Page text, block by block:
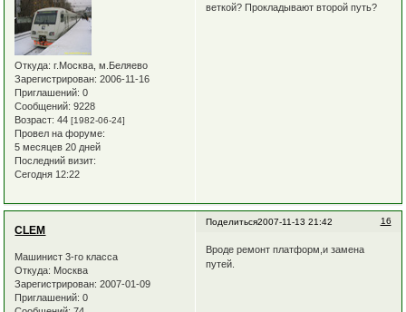
Откуда: г.Москва, м.Беляево
Зарегистрирован: 2006-11-16
Приглашений: 0
Сообщений: 9228
Возраст: 44[1982-06-24]
Провел на форуме:
5 месяцев 20 дней
Последний визит:
Сегодня 12:22
веткой? Прокладывают второй путь?
Поделиться 16
2007-11-13 21:42
CLEM
Машинист 3-го класса
Откуда: Москва
Зарегистрирован: 2007-01-09
Приглашений: 0
Вроде ремонт платформ,и замена
путей.